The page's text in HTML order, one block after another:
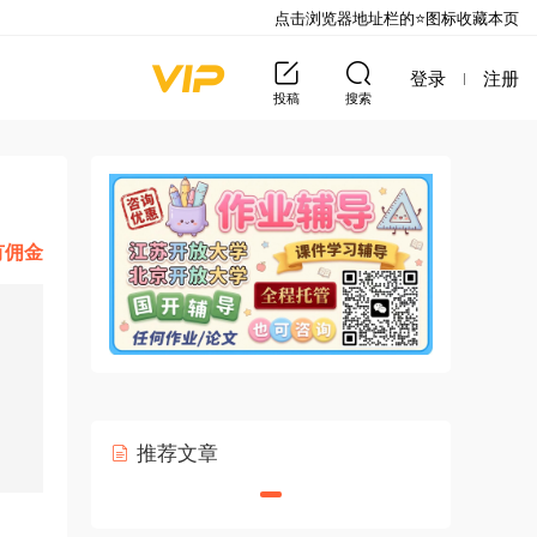
投稿 搜索
登录 注册
佣金
推荐文章
点击浏览器地址栏的⭐图标收藏本页